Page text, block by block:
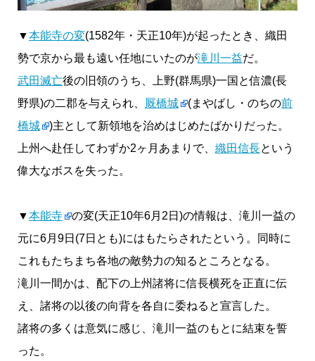
▼本能寺の変(1582年・天正10年)が起ったとき、織田
勢で京から最も遠い任地にいたのが滝川一益だ。
武田滅亡後の旧領のうち、上野(群馬県)一国と信濃(長
野県)の二郡を与えられ、 厩橋城 (まやばし・のちの前
橋城
)主として新領地を治めはじめたばかりだった。
上州へ赴任してわずか2ヶ月あまりで、 織田信長という
偉大なボスを失った。
▼本能寺
の変(天正10年6月2日)の情報は、滝川一益の
元に6月9日(7日とも)にはもたらされたという。同時に
これもたちまち各地の敵勢力の知るところとなる。
滝川一間かは、配下の上州諸将に信長横死を正直に伝
え、諸将の以後の向背を各自に委ねると宣言した。
諸将の多くは意気に感じ、滝川一益のもとに結束を誓
った。